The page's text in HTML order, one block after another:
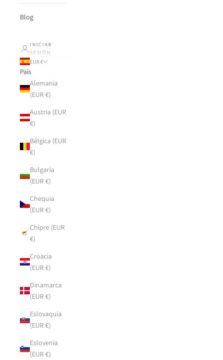
Blog
INICIAR
SESIÓN
EUR €
País
Alemania
(EUR €)
Austria (EUR
€)
Bélgica (EUR
€)
Bulgaria
(EUR €)
Chequia
(EUR €)
Chipre (EUR
€)
Croacia
(EUR €)
Dinamarca
(EUR €)
Eslovaquia
(EUR €)
Eslovenia
(EUR €)